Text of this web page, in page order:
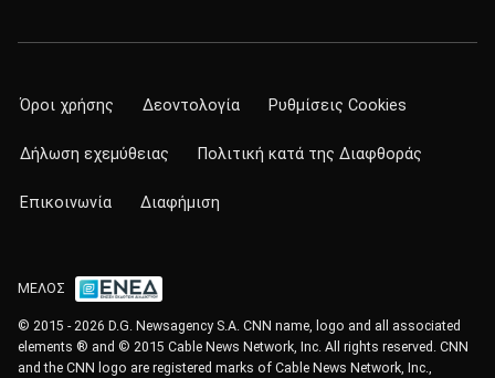
Όροι χρήσης Δεοντολογία Ρυθμίσεις Cookies
Δήλωση εχεμύθειας Πολιτική κατά της Διαφθοράς
Επικοινωνία Διαφήμιση
ΜΕΛΟΣ
© 2015 - 2026 D.G. Newsagency S.A. CNN name, logo and all associated
elements ® and © 2015 Cable News Network, Inc. All rights reserved. CNN
and the CNN logo are registered marks of Cable News Network, Inc.,